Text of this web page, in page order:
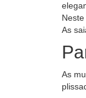
As
As